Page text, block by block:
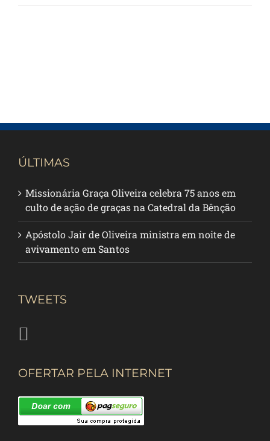
ÚLTIMAS
Missionária Graça Oliveira celebra 75 anos em
culto de ação de graças na Catedral da Bênção
Apóstolo Jair de Oliveira ministra em noite de
avivamento em Santos
TWEETS
OFERTAR PELA INTERNET